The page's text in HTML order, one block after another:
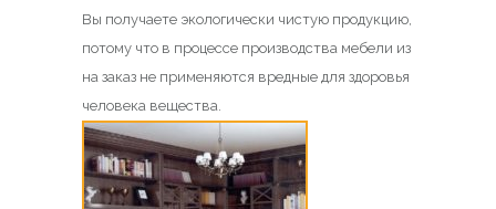
Вы получаете экологически чистую продукцию,
потому что в процессе производства мебели из
на заказ не применяются вредные для здоровья
человека вещества.